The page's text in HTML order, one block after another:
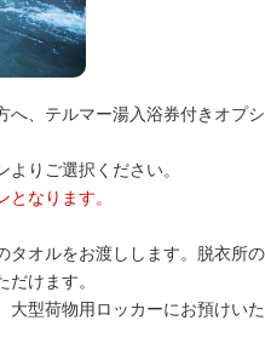
へ、テルマー湯入浴券付きオプシ
りご選択ください。
なります。
タオルをお渡しします。脱衣所の
けます。
大型荷物用ロッカーにお預けいた